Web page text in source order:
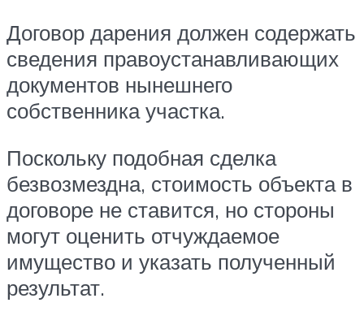
Договор дарения должен содержать
сведения правоустанавливающих
документов нынешнего
собственника участка.
Поскольку подобная сделка
безвозмездна, стоимость объекта в
договоре не ставится, но стороны
могут оценить отчуждаемое
имущество и указать полученный
результат.